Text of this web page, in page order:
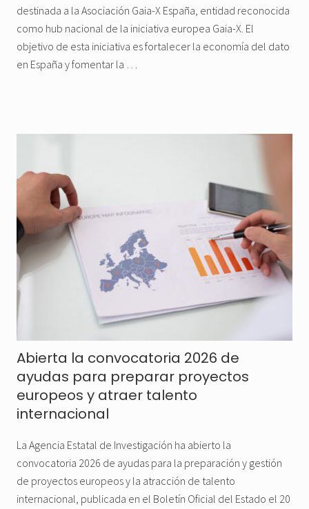
destinada a la Asociación Gaia-X España, entidad reconocida
como hub nacional de la iniciativa europea Gaia-X. El
objetivo de esta iniciativa es fortalecer la economía del dato
en España y fomentar la …
Abierta la convocatoria 2026 de
ayudas para preparar proyectos
europeos y atraer talento
internacional
La Agencia Estatal de Investigación ha abierto la
convocatoria 2026 de ayudas para la preparación y gestión
de proyectos europeos y la atracción de talento
internacional, publicada en el Boletín Oficial del Estado el 20